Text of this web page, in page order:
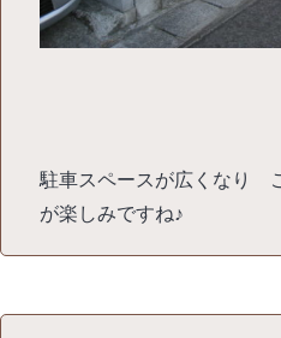
駐車スペースが広くなり
が楽しみですね♪